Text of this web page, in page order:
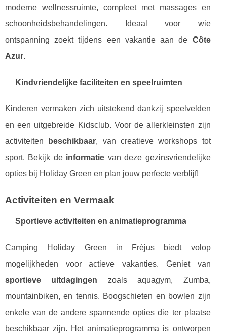
moderne wellnessruimte, compleet met massages en
schoonheidsbehandelingen. Ideaal voor wie
ontspanning zoekt tijdens een vakantie aan de Côte
Azur.
Kindvriendelijke faciliteiten en speelruimten
Kinderen vermaken zich uitstekend dankzij speelvelden
en een uitgebreide Kidsclub. Voor de allerkleinsten zijn
activiteiten
beschikbaar, van creatieve workshops tot
sport. Bekijk de informatie van deze gezinsvriendelijke
opties bij Holiday Green en plan jouw perfecte verblijf!
Activiteiten en Vermaak
Sportieve activiteiten en animatieprogramma
Camping Holiday Green in Fréjus biedt volop
mogelijkheden voor actieve vakanties. Geniet van
sportieve uitdagingen zoals aquagym, Zumba,
mountainbiken, en tennis. Boogschieten en bowlen zijn
enkele van de andere spannende opties die ter plaatse
beschikbaar zijn. Het animatieprogramma is ontworpen